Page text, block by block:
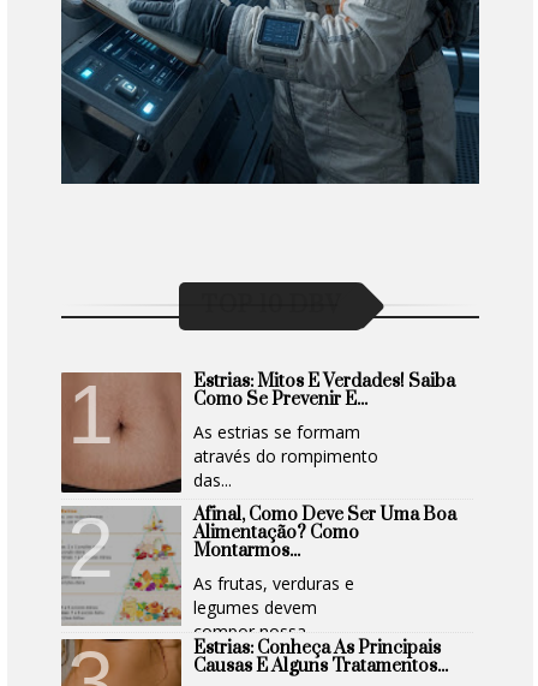
Estrias: Mitos E Verdades! Saiba
Como Se Prevenir E...
As estrias se formam
através do rompimento
das...
Afinal, Como Deve Ser Uma Boa
Alimentação? Como
Montarmos...
As frutas, verduras e
legumes devem
compor nossa...
Estrias: Conheça As Principais
Causas E Alguns Tratamentos...